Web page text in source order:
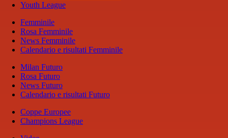
Youth League
Femminile
Rosa Femminile
News Femminile
Calendario e risultati Femminile
Milan Futuro
Rosa Futuro
News Futuro
Calendario e risultati Futuro
Coppe Europee
Champions League